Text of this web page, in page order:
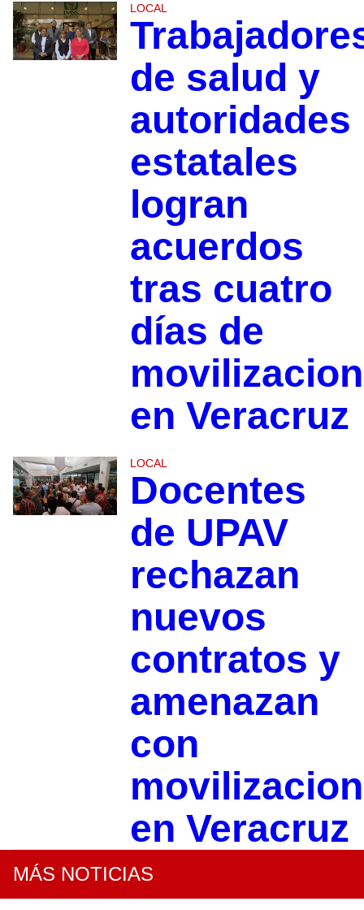
LOCAL
de salud y
autoridades
estatales
logran
acuerdos
tras cuatro
días de
en Veracruz
LOCAL
Docentes
de UPAV
rechazan
nuevos
contratos y
amenazan
con
en Veracruz
MÁS NOTICIAS